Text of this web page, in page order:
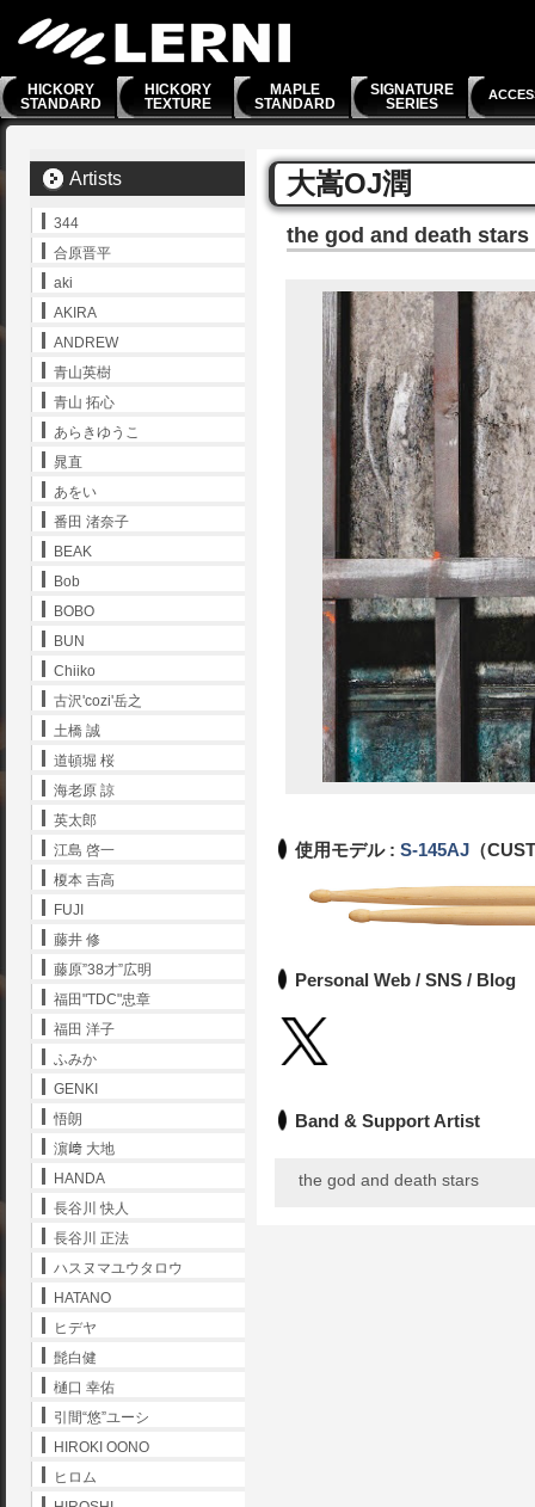
HICKORY
STANDARD
HICKORY
TEXTURE
MAPLE
STANDARD
SIGNATURE
SERIES
大嵩OJ潤
the god and death stars
使用モデル : S-145AJ （
Personal Web / SNS / Blog
Band & Support Artist
the god and death stars
Artists
344
合原晋平
aki
AKIRA
ANDREW
青山英樹
青山 拓心
あらきゆうこ
晁直
あをい
番田 渚奈子
BEAK
Bob
BOBO
BUN
Chiiko
古沢'cozi'岳之
土橋 誠
道頓堀 桜
海老原 諒
英太郎
江島 啓一
榎本 吉高
FUJI
藤井 修
藤原”38才”広明
福田"TDC"忠章
福田 洋子
ふみか
GENKI
悟朗
濵﨑 大地
HANDA
長谷川 快人
長谷川 正法
ハスヌマユウタロウ
HATANO
ヒデヤ
髭白健
樋口 幸佑
引間“悠”ユーシ
HIROKI OONO
ヒロム